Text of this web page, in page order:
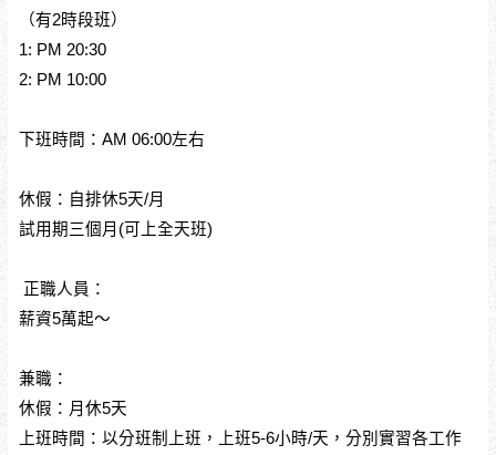
（有2時段班）
1: PM 20:30
2: PM 10:00
下班時間：AM 06:00左右
休假：自排休5天/月
試用期三個月(可上全天班)
正職人員：
薪資5萬起～
兼職：
休假：月休5天
上班時間：以分班制上班，上班5-6小時/天，分別實習各工作